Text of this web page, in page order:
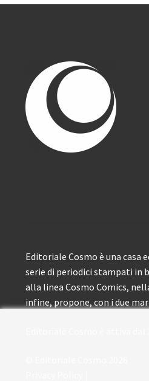
Editoriale Cosmo è una
serie di periodici stampati in
alla linea Cosmo Comics,
infine, propone, con i due
Editoriale Cosmo è attiva